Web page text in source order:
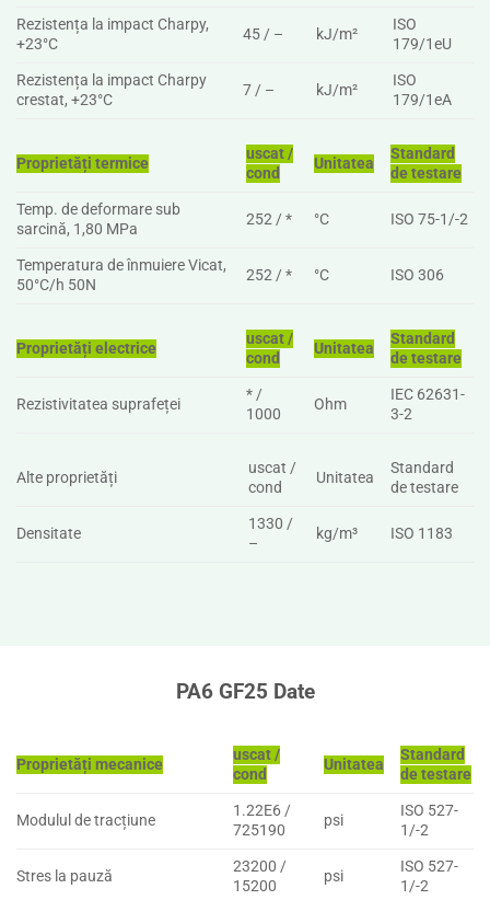
Rezistența la impact Charpy,
+23°C
45 / – kJ/m²
ISO
179/1eU
Rezistența la impact Charpy
crestat, +23°C
7 / – kJ/m²
ISO
179/1eA
Proprietăți termice
uscat /
cond
Unitatea
Standard
de testare
Temp. de deformare sub
sarcină, 1,80 MPa
252 / * °C ISO 75-1/-2
Temperatura de înmuiere Vicat,
50°C/h 50N
252 / * °C ISO 306
Proprietăți electrice
uscat /
cond
Unitatea
Standard
de testare
Rezistivitatea suprafeței
* /
1000
Ohm
IEC 62631-
3-2
Alte proprietăți
uscat /
cond
Unitatea
Standard
de testare
Densitate
1330 /
–
kg/m³ ISO 1183
PA6 GF25 Date
Proprietăți mecanice
uscat /
cond
Unitatea
Standard
de testare
Modulul de tracțiune
1.22E6 /
725190
psi
ISO 527-
1/-2
Stres la pauză
23200 /
15200
psi
ISO 527-
1/-2